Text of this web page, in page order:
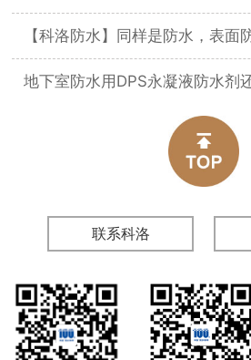
【科洛防水】同样是防水，表面防水
地下室防水用DPS永凝液防水剂还是卷
联系科洛